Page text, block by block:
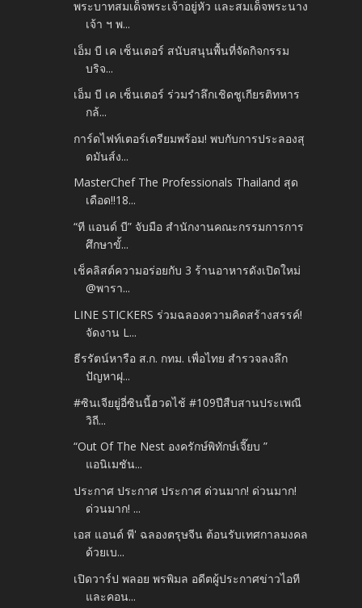
พระบาทสมเด็จพระเจ้าอยู่หัว และสมเด็จพระนาง
เจ้า ฯ พ...
เอ็ม บี เค เซ็นเตอร์ สนับสนุนพื้นที่จัดกิจกรรม
บริจ...
เอ็ม บี เค เซ็นเตอร์ ร่วมรำลึกเชิดชูเกียรติทหาร
กล้...
การ์ดไฟท์เตอร์เตรียมพร้อม! พบกับการประลองสุ
ดมันส์ง...
MasterChef The Professionals Thailand สุด
เดือด!!18...
“ที แอนด์ บี” จับมือ สำนักงานคณะกรรมการการ
ศึกษาขั้...
เช็คลิสต์ความอร่อยกับ 3 ร้านอาหารดังเปิดใหม่
@พารา...
LINE STICKERS ร่วมฉลองความคิดสร้างสรรค์!
จัดงาน L...
ธีรรัตน์หารือ ส.ก. กทม. เพื่อไทย สำรวจลงลึก
ปัญหาฝุ...
#ซินเจียยู่อี่ซินนี้ฮวดไช้ #109ปีสืบสานประเพณี
วิถี...
“Out Of The Nest องครักษ์พิทักษ์เจี๊ยบ ”
แอนิเมชัน...
ประกาศ ประกาศ ประกาศ ด่วนมาก! ด่วนมาก!
ด่วนมาก! ...
เอส แอนด์ พี' ฉลองตรุษจีน ต้อนรับเทศกาลมงคล
ด้วยเบ...
เปิดวาร์ป พลอย พรพิมล อดีตผู้ประกาศข่าวไอที
และคอน...